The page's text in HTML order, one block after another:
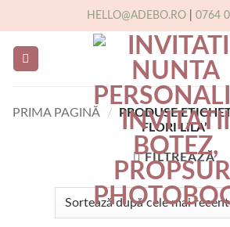
content
HELLO@ADEBO.RO| 0764
PRIMA PAGINĂ /
PRODUSE
FLORI LILA”
FILTREAZĂ